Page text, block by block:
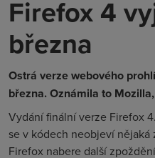
Firefox 4
března
Ostrá verze webového
března. Oznámila to
Vydání finální verze Firefox
se v kódech neobjeví nějaká
Firefox nabere další